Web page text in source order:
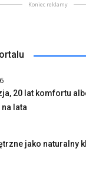
Koniec reklamy
20 lat komfortu
lata
jako naturalny